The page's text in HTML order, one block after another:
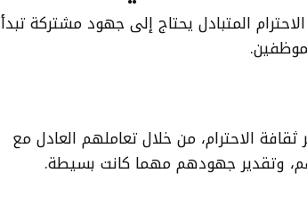
المتبادل يحتاج إلى جهود مشتركة تبدأ
الاحترام، من خلال تعاملهم العادل مع
وتقدير جهودهم مهما كانت بسيطة.